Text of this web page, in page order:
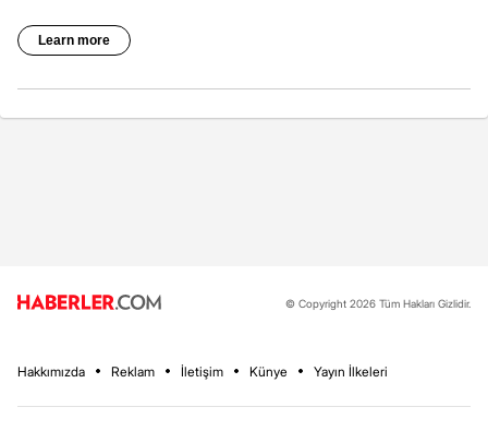
© Copyright 2026 Tüm Hakları Gizlidir.
Hakkımızda Reklam İletişim Künye Yayın İlkeleri